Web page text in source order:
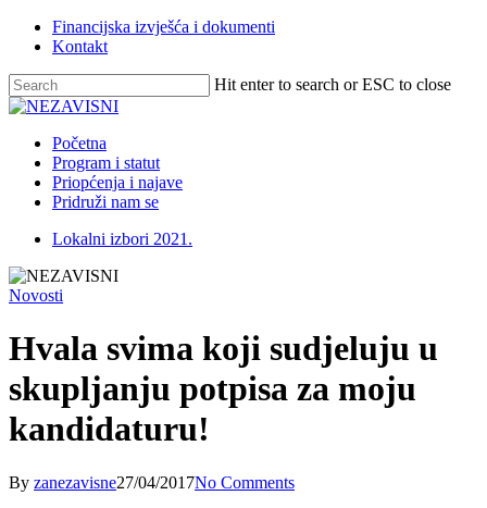
Skip
content
Financijska izvješća i dokumenti
Kontakt
Hit enter to search or ESC to close
Close
Menu
Početna
Program i statut
Priopćenja i najave
Pridruži nam se
Lokalni izbori 2021.
Novosti
Hvala svima koji sudjeluju u
skupljanju potpisa za moju
kandidaturu!
By zanezavisne27/04/2017No Comments